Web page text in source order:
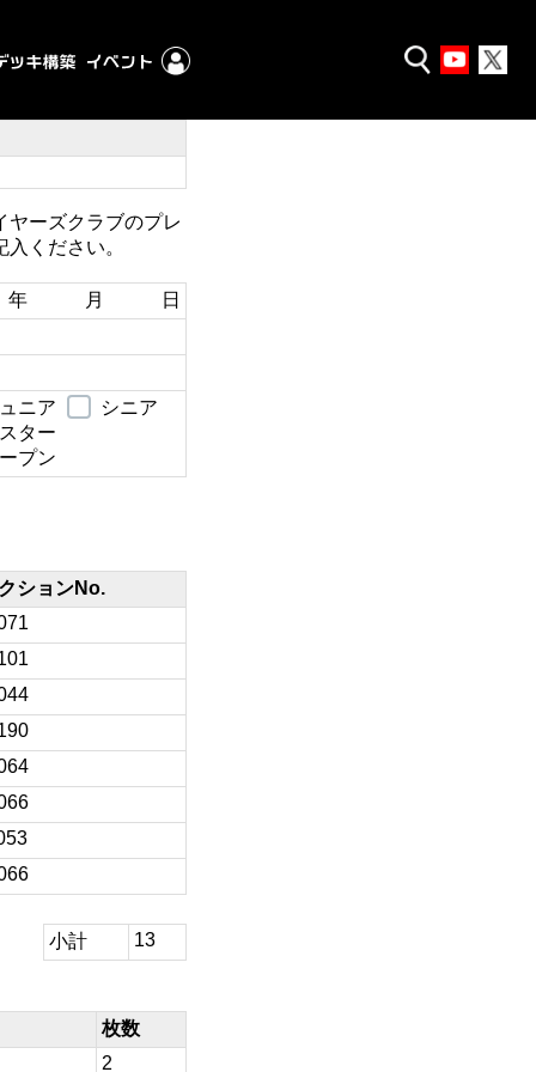
ヤーズクラブのプレ
ください。
年 月 日
ニア
シニア
ター
プン
ションNo.
小計 13
枚数
2